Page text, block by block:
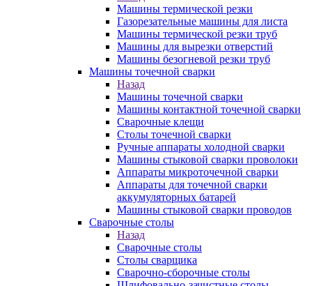
Машины термической резки
Газорезательные машины для листа
Машины термической резки труб
Машины для вырезки отверстий
Машины безогневой резки труб
Машины точечной сварки
Назад
Машины точечной сварки
Машины контактной точечной сварки
Сварочные клещи
Столы точечной сварки
Ручные аппараты холодной сварки
Машины стыковой сварки проволоки
Аппараты микроточечной сварки
Аппараты для точечной сварки
аккумуляторных батарей
Машины стыковой сварки проводов
Сварочные столы
Назад
Сварочные столы
Столы сварщика
Сварочно-сборочные столы